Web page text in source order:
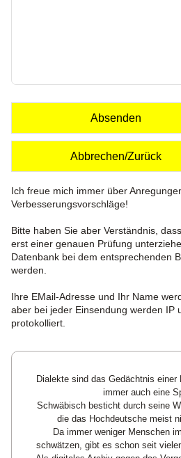
Absenden
Abbrechen/Zurück
Ich freue mich immer über
Verbesserungsvorschläge!
Bitte haben Sie aber Verständnis,
erst einer genauen Prüfung
Datenbank bei dem entsprechenden
werden.
Ihre EMail-Adresse und Ihr Name
aber bei jeder Einsendung werden IP
protokolliert.
Dialekte sind das Gedächtnis einer
immer auch eine
Schwäbisch besticht durch seine
die das Hochdeutsche meist
Da immer weniger Menschen
schwätzen, gibt es schon seit